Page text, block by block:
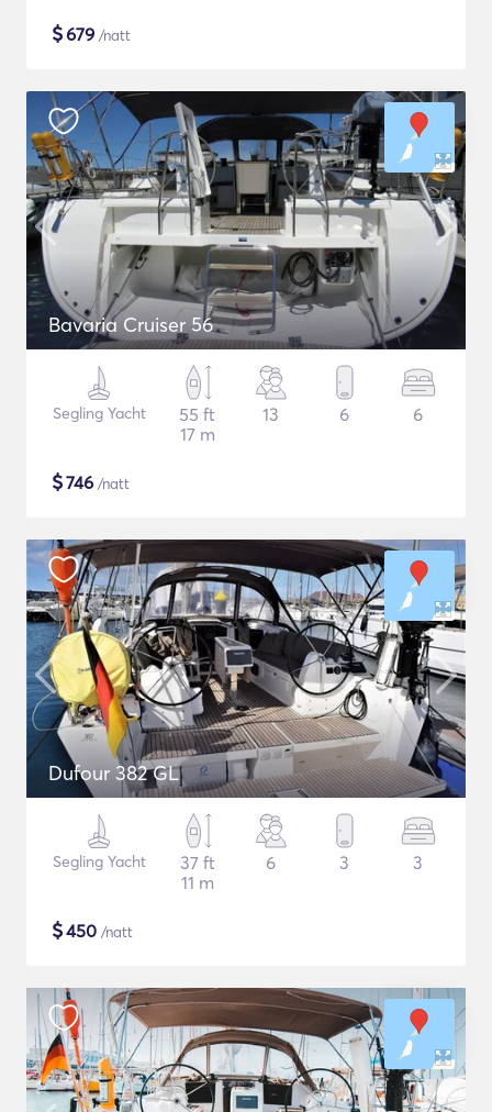
$679 /natt
Bavaria Cruiser 56
Segling Yacht
55 ft
17 m
13 6 6
$746 /natt
Dufour 382 GL
Segling Yacht
37 ft
11 m
6 3 3
$450 /natt